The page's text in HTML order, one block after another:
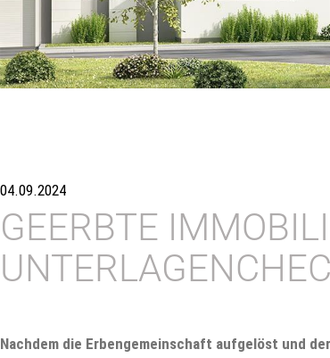
04.09.2024
GEERBTE
Nachdem die Erbengemeinschaft aufgelöst und